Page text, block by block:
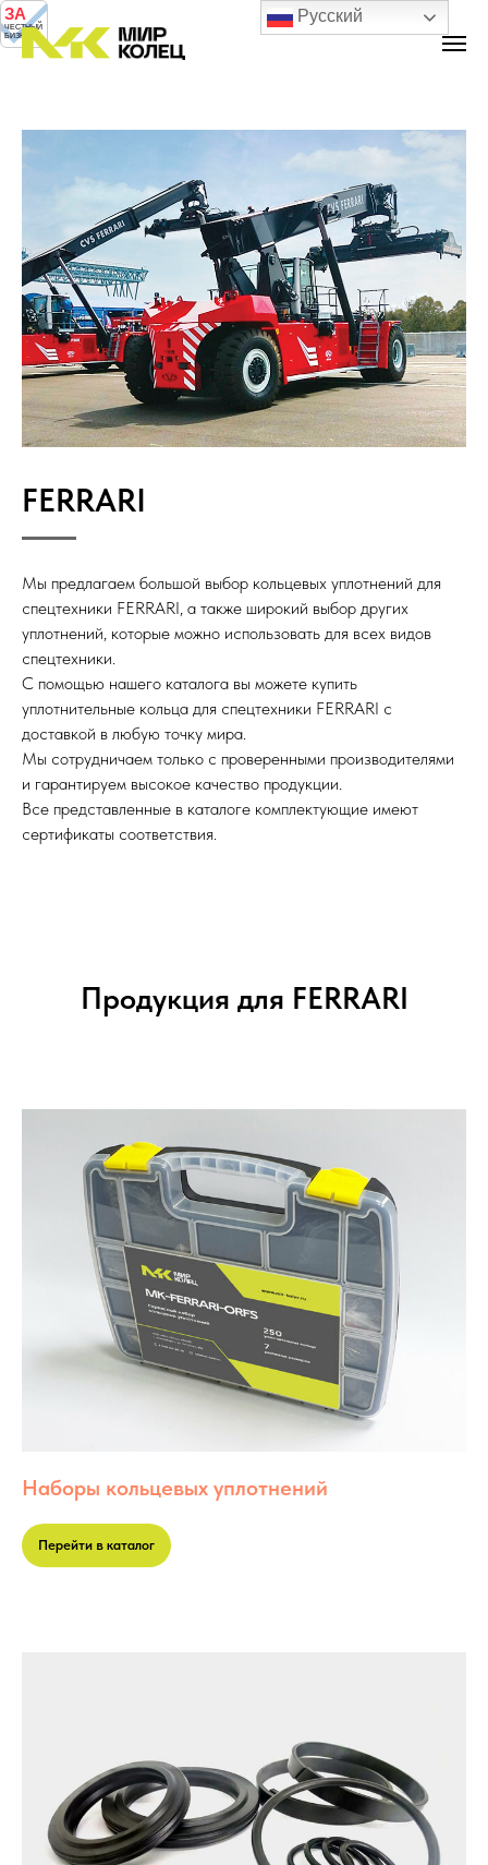
Русский
ЗА
ЧЕСТНЫЙ
БИЗНЕС
FERRARI
Мы предлагаем большой выбор кольцевых уплотнений для
спецтехники FERRARI, а также широкий выбор других
уплотнений, которые можно использовать для всех видов
спецтехники.
С помощью нашего каталога вы можете купить
уплотнительные кольца для спецтехники FERRARI с
доставкой в любую точку мира.
Мы сотрудничаем только с проверенными производителями
и гарантируем высокое качество продукции.
Все представленные в каталоге комплектующие имеют
сертификаты соответствия.
Продукция для FERRARI
Наборы кольцевых уплотнений
Перейти в каталог